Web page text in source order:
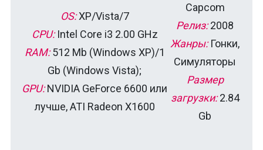
OS:XP/Vista/7
CPU:Intel Core i3 2.00 GHz
RAM:512 Mb (Windows XP)/1
Gb (Windows Vista);
GPU:NVIDIA GeForce 6600 или
лучше, ATI Radeon X1600
Capcom
Релиз:2008
Жанры:Гонки,
Симуляторы
Размер
загрузки:2.84
Gb